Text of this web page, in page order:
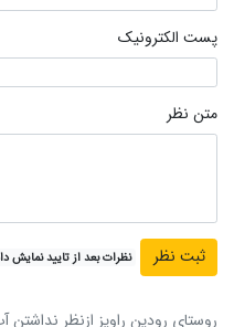
پست الکترونیک
متن نظر
نظرات بعد از تایید نمایش